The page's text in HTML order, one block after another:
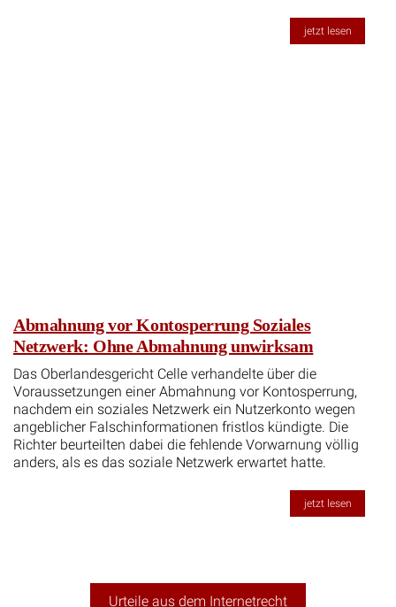
jetzt lesen
Abmahnung vor Kontosperrung Soziales
Netzwerk: Ohne Abmahnung unwirksam
Das Oberlandesgericht Celle verhandelte über die
Voraussetzungen einer Abmahnung vor Kontosperrung,
nachdem ein soziales Netzwerk ein Nutzerkonto wegen
angeblicher Falschinformationen fristlos kündigte. Die
Richter beurteilten dabei die fehlende Vorwarnung völlig
anders, als es das soziale Netzwerk erwartet hatte.
jetzt lesen
Urteile aus dem Internetrecht